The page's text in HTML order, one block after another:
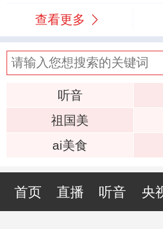
查看更多
听音
祖国美
ai美食
首页 直播 听音 央